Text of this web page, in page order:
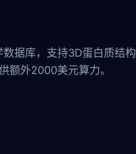
据库，支持3D蛋白质结
额外2000美元算力。